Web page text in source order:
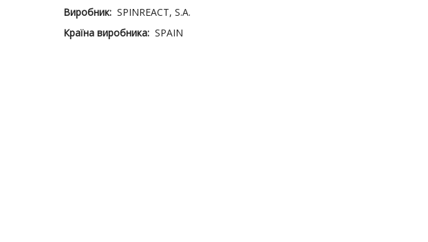
Виробник: SPINREACT, S.A.
Країна виробника: SPAIN